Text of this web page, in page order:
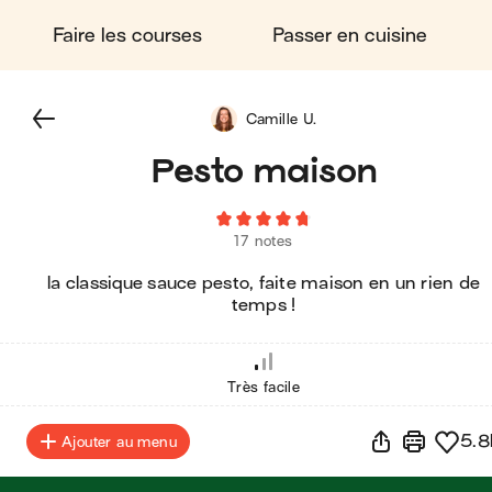
Faire les courses Passer en cuisine
Pesto maison
17 notes
la classique sauce pesto, faite maison en un rien de
temps !
Camille U.
Très facile
Ajouter au menu